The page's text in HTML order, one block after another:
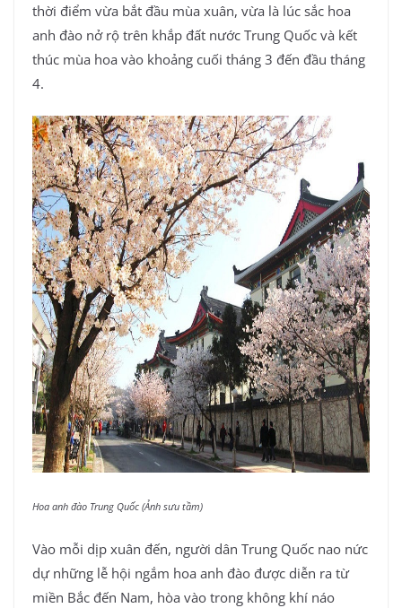
thời điểm vừa bắt đầu mùa xuân, vừa là lúc sắc hoa
anh đào nở rộ trên khắp đất nước Trung Quốc và kết
thúc mùa hoa vào khoảng cuối tháng 3 đến đầu tháng
4.
Hoa anh đào Trung Quốc (Ảnh sưu tầm)
Vào mỗi dịp xuân đến, người dân Trung Quốc nao nức
dự những lễ hội ngắm hoa anh đào được diễn ra từ
miền Bắc đến Nam, hòa vào trong không khí náo